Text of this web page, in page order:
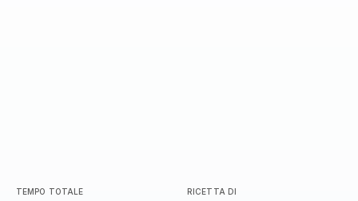
TEMPO TOTALE RICETTA DI